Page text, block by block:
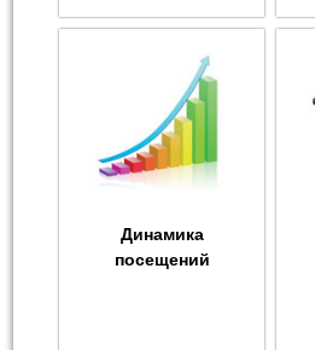
Динамика
посещений